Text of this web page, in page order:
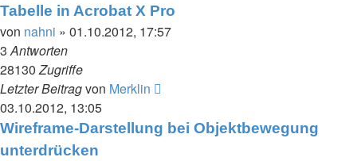
Tabelle in Acrobat X Pro
von nahni » 01.10.2012, 17:57
3Antworten
28130Zugriffe
Letzter Beitragvon Merklin
03.10.2012, 13:05
Wireframe-Darstellung bei Objektbewegung
unterdrücken